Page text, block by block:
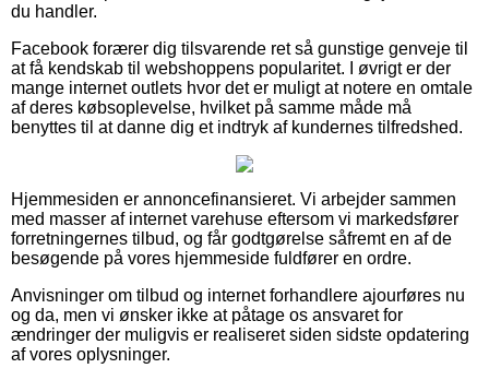
du handler.
Facebook forærer dig tilsvarende ret så gunstige genveje til
at få kendskab til webshoppens popularitet. I øvrigt er der
mange internet outlets hvor det er muligt at notere en omtale
af deres købsoplevelse, hvilket på samme måde må
benyttes til at danne dig et indtryk af kundernes tilfredshed.
Hjemmesiden er annoncefinansieret. Vi arbejder sammen
med masser af internet varehuse eftersom vi markedsfører
forretningernes tilbud, og får godtgørelse såfremt en af de
besøgende på vores hjemmeside fuldfører en ordre.
Anvisninger om tilbud og internet forhandlere ajourføres nu
og da, men vi ønsker ikke at påtage os ansvaret for
ændringer der muligvis er realiseret siden sidste opdatering
af vores oplysninger.